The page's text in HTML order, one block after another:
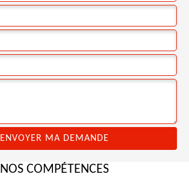
NOS COMPÉTENCES